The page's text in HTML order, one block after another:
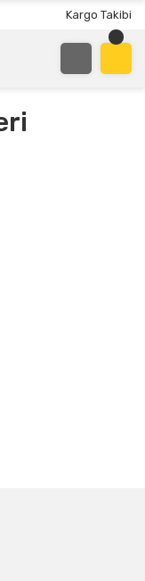
Kargo Takibi